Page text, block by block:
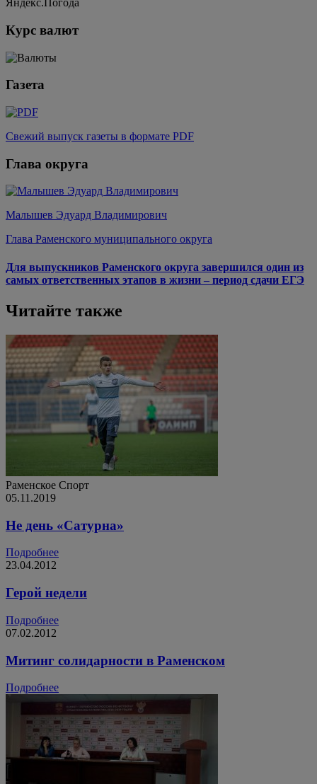
Яндекс.Погода
Курс валют
Газета
Свежий выпуск газеты в формате PDF
Глава округа
Малышев Эдуард Владимирович
Глава Раменского муниципального округа
Для выпускников Раменского округа завершился один из
самых ответственных этапов в жизни – период сдачи ЕГЭ
Читайте также
Раменское Спорт
05.11.2019
Не день «Сатурна»
Подробнее
23.04.2012
Герой недели
Подробнее
07.02.2012
Митинг солидарности в Раменском
Подробнее